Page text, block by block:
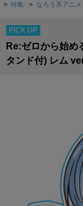
> 特集 > なろう系アニメ
PICK UP
Re:ゼロから始め
タンド付) レム